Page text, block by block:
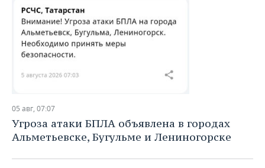
05 авг, 07:07
Угроза атаки БПЛА объявлена в городах
Альметьевске, Бугульме и Лениногорске